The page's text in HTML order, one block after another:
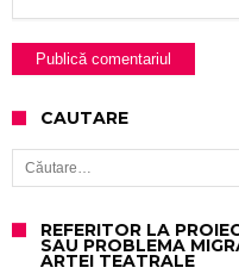
CAUTARE
Caută după:
REFERITOR LA
SAU PROBLEMA
ARTEI TEATRALE